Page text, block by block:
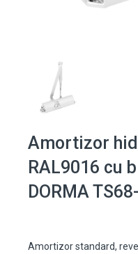
Amortizor
RAL9016 cu
DORMA
Amortizor standard,